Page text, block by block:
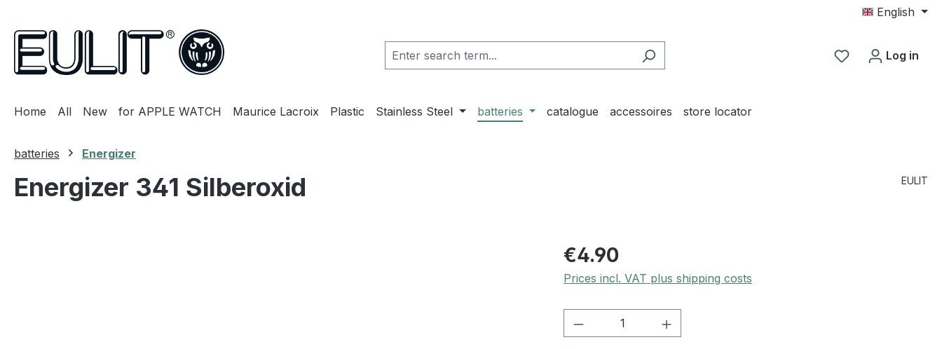
English
You have 0
Log in
Home All New for APPLE WATCH Maurice Lacroix Plastic Stainless Steel batteries catalogue accessoires store locator
batteries Energizer
Energizer 341 Silberoxid EULIT
€4.90
Prices incl. VAT plus shipping costs
Product Quantity: Enter the desired amount